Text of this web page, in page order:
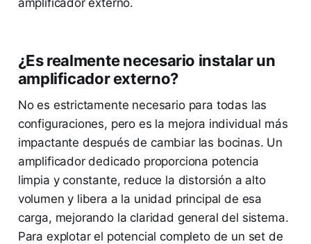
¿Es realmente necesario instalar un
amplificador externo?
No es estrictamente necesario para todas las
configuraciones, pero es la mejora individual más
impactante después de cambiar las bocinas. Un
amplificador dedicado proporciona potencia
limpia y constante, reduce la distorsión a alto
volumen y libera a la unidad principal de esa
carga, mejorando la claridad general del sistema.
Para explotar el potencial completo de un set de